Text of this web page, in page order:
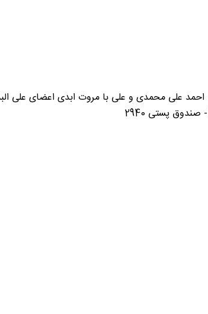
علی محمدی و علی با مروت ابدی اعضای علی
پستی 2940